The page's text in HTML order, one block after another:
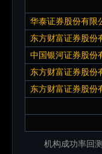
华泰证券股份有限
东方财富证券股份
中国银河证券股份
东方财富证券股份
东方财富证券股份
机构成功率回